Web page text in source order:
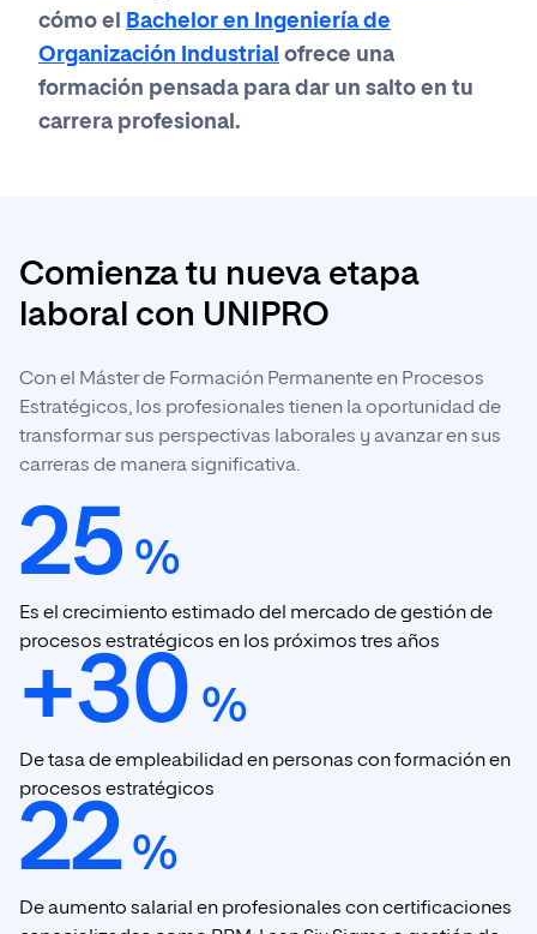
cómo el
Bachelor en Ingeniería de
Organización Industrial ofrece una
formación pensada para dar un salto en tu
carrera profesional.
Comienza tu nueva etapa
laboral con UNIPRO
Con el Máster de Formación Permanente en Procesos
Estratégicos, los profesionales tienen la oportunidad de
transformar sus perspectivas laborales y avanzar en sus
carreras de manera significativa.
25 %
Es el crecimiento estimado del mercado de gestión de
procesos estratégicos en los próximos tres años
+30 %
De tasa de empleabilidad en personas con formación en
procesos estratégicos
22 %
De aumento salarial en profesionales con certificaciones